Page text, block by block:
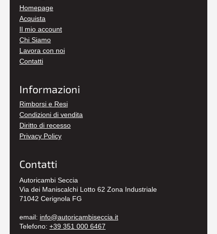
Homepage
Acquista
Il mio account
Chi Siamo
Lavora con noi
Contatti
Informazioni
Rimborsi e Resi
Condizioni di vendita
Diritto di recesso
Privacy Policy
Contatti
Autoricambi Seccia
Via dei Maniscalchi Lotto 62 Zona Industriale
71042 Cerignola FG
email: info@autoricambiseccia.it
Telefono: +39 351 000 6467